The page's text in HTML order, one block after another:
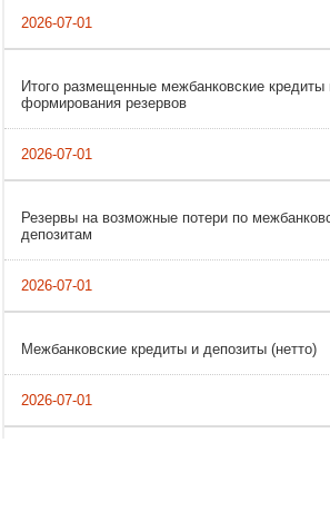
Итого размещенные межбанковские кредиты
формирования резервов
Резервы на возможные потери по
депозитам
Межбанковские кредиты и депозиты (нетто)